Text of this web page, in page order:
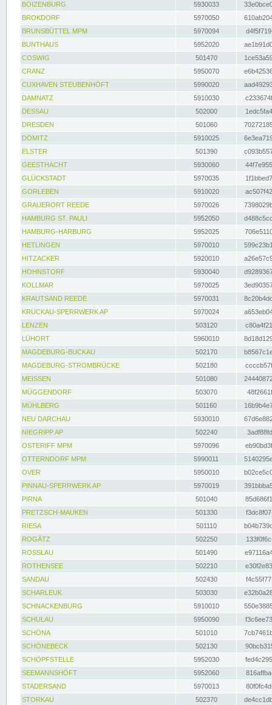
BOIZENBURG
5930033
BROKDORF
5970050
BRUNSBÜTTEL MPM
5970094
BUNTHAUS
5952020
COSWIG
501470
CRANZ
5950070
CUXHAVEN STEUBENHÖFT
5990020
DAMNATZ
5910030
DESSAU
502000
DRESDEN
501060
DÖMITZ
5910025
ELSTER
501390
GEESTHACHT
5930060
GLÜCKSTADT
5970035
GORLEBEN
5910020
GRAUERORT REEDE
5970026
HAMBURG ST. PAULI
5952050
HAMBURG-HARBURG
5952025
HETLINGEN
5970010
HITZACKER
5920010
HOHNSTORF
5930040
KOLLMAR
5970025
KRAUTSAND REEDE
5970031
KRÜCKAU-SPERRWERK AP
5970024
LENZEN
503120
LÜHORT
5960010
MAGDEBURG-BUCKAU
502170
MAGDEBURG-STROMBRÜCKE
502180
MEISSEN
501080
MÜGGENDORF
503070
MÜHLBERG
501160
NEU DARCHAU
5930010
NIEGRIPP AP
502240
OSTERIFF MPM
5970096
OTTERNDORF MPM
5990011
OVER
5950010
PINNAU-SPERRWERK AP
5970019
PIRNA
501040
PRETZSCH-MAUKEN
501330
RIESA
501110
ROGÄTZ
502250
ROSSLAU
501490
ROTHENSEE
502210
SANDAU
502430
SCHARLEUK
503030
SCHNACKENBURG
5910010
SCHULAU
5950090
SCHÖNA
501010
SCHÖNEBECK
502130
SCHÖPFSTELLE
5952030
SEEMANNSHÖFT
5952060
STADERSAND
5970013
STORKAU
502370